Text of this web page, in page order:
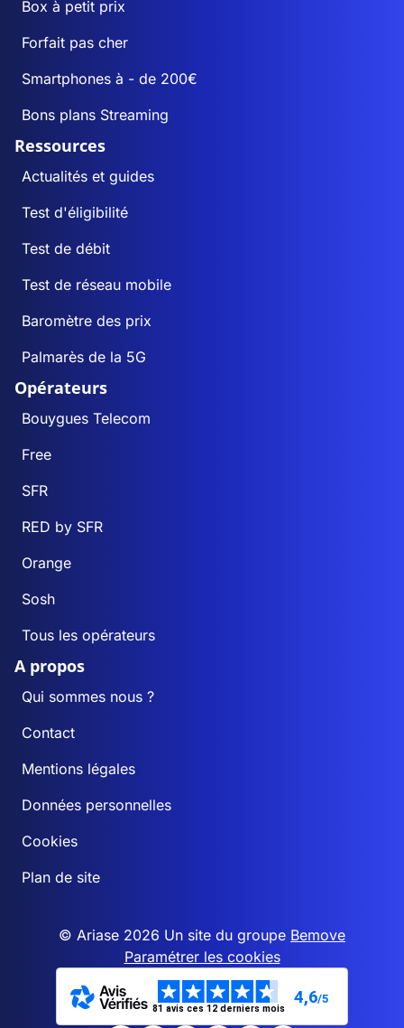
Box à petit prix
Forfait pas cher
Smartphones à - de 200€
Bons plans Streaming
Ressources
Actualités et guides
Test d'éligibilité
Test de débit
Test de réseau mobile
Baromètre des prix
Palmarès de la 5G
Opérateurs
Bouygues Telecom
Free
SFR
RED by SFR
Orange
Sosh
Tous les opérateurs
A propos
Qui sommes nous ?
Contact
Mentions légales
Données personnelles
Cookies
Plan de site
© Ariase 2026 Un site du groupe Bemove
Paramétrer les cookies
81 avis ces 12 derniers mois
4,6/5